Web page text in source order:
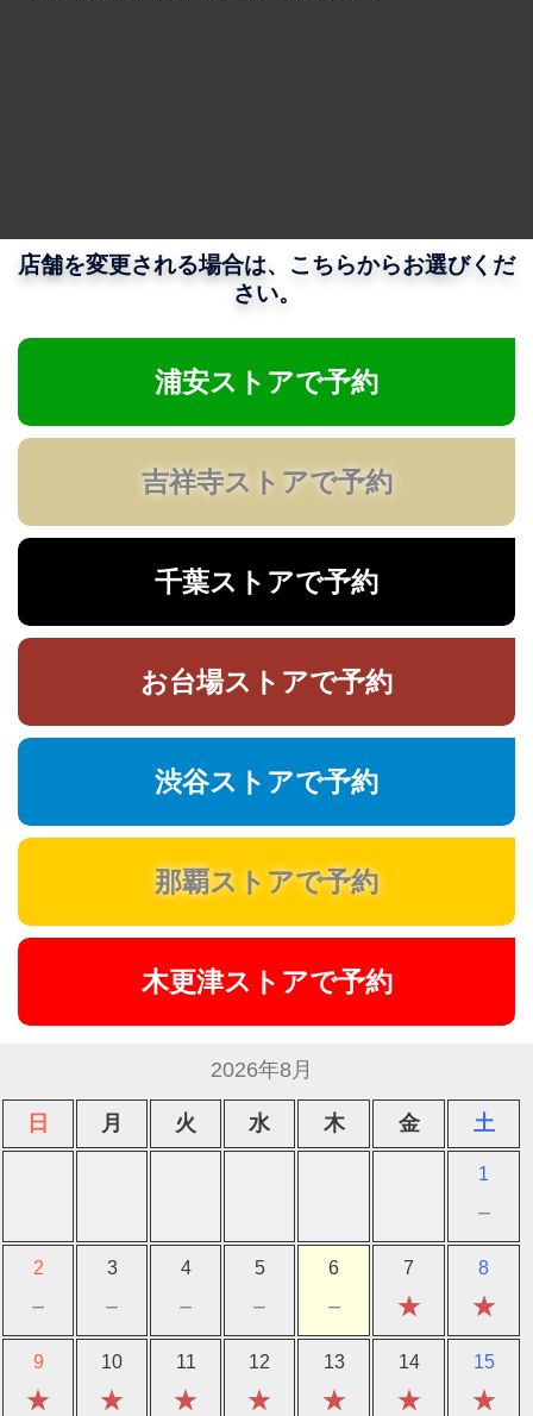
店舗を変更される場合は、こちらからお選びくだ
さい。
浦安ストアで予約
吉祥寺ストアで予約
千葉ストアで予約
お台場ストアで予約
渋谷ストアで予約
那覇ストアで予約
木更津ストアで予約
2026年8月
日 月 火 水 木 金 土
1
－
2
－
3
－
4
－
5
－
6
－
7
★
8
★
9
★
10
★
11
★
12
★
13
★
14
★
15
★